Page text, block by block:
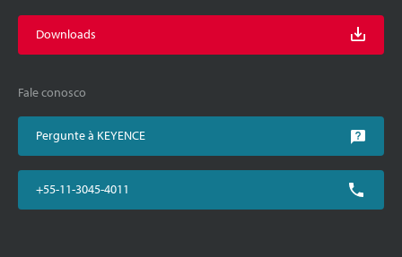
Downloads
Fale conosco
Pergunte à KEYENCE
+55-11-3045-4011